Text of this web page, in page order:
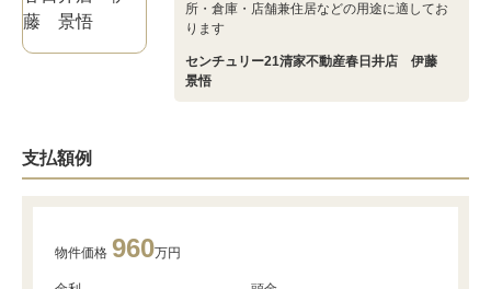
所・倉庫・店舗兼住居などの用途に適してお
ります
センチュリー21清家不動産春日井店 伊藤
景悟
支払額例
物件価格 960万円